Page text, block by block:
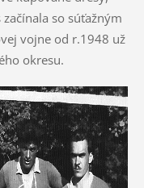
so súťažným
vojne od r.1948 už
okresu.